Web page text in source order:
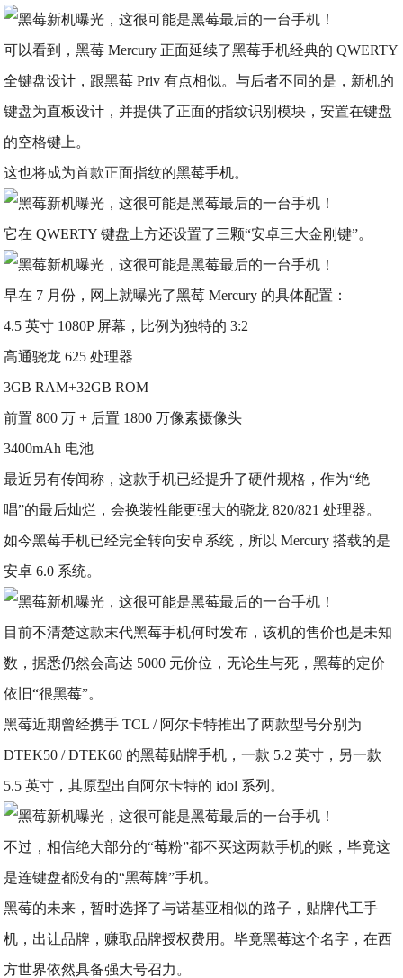
可以看到，黑莓 Mercury 正面延续了黑莓手机经典的 QWERTY
全键盘设计，跟黑莓 Priv 有点相似。与后者不同的是，新机的
键盘为直板设计，并提供了正面的指纹识别模块，安置在键盘
的空格键上。
这也将成为首款正面指纹的黑莓手机。
它在 QWERTY 键盘上方还设置了三颗“安卓三大金刚键”。
早在 7 月份，网上就曝光了黑莓 Mercury 的具体配置：
4.5 英寸 1080P 屏幕，比例为独特的 3:2
高通骁龙 625 处理器
3GB RAM+32GB ROM
前置 800 万 + 后置 1800 万像素摄像头
3400mAh 电池
最近另有传闻称，这款手机已经提升了硬件规格，作为“绝
唱”的最后灿烂，会换装性能更强大的骁龙 820/821 处理器。
如今黑莓手机已经完全转向安卓系统，所以 Mercury 搭载的是
安卓 6.0 系统。
目前不清楚这款末代黑莓手机何时发布，该机的售价也是未知
数，据悉仍然会高达 5000 元价位，无论生与死，黑莓的定价
依旧“很黑莓”。
黑莓近期曾经携手 TCL / 阿尔卡特推出了两款型号分别为
DTEK50 / DTEK60 的黑莓贴牌手机，一款 5.2 英寸，另一款
5.5 英寸，其原型出自阿尔卡特的 idol 系列。
不过，相信绝大部分的“莓粉”都不买这两款手机的账，毕竟这
是连键盘都没有的“黑莓牌”手机。
黑莓的未来，暂时选择了与诺基亚相似的路子，贴牌代工手
机，出让品牌，赚取品牌授权费用。毕竟黑莓这个名字，在西
方世界依然具备强大号召力。